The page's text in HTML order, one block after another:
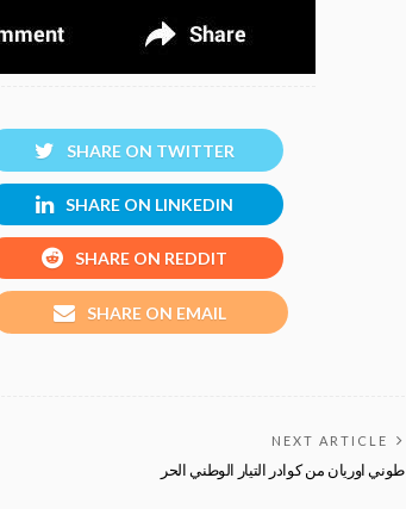
SHARE ON TWITTER
SHARE ON LINKEDIN
SHARE ON REDDIT
SHARE ON EMAIL
NEXT ARTICLE
طوني اوريان من كوادر التيار الوطني الحر